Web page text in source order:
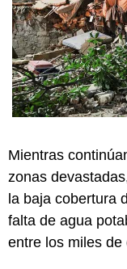
Mientras
zonas
la baja cobertura
falta de agua
entre los miles de